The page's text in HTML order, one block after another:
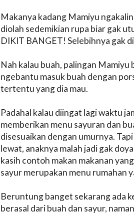
Makanya kadang Mamiyu
diolah sedemikian rupa biar gak
DIKIT BANGET! Selebihnya gak
Nah kalau buah, palingan
ngebantu masuk buah dengan
tertentu yang dia mau.
Padahal kalau diingat lagi waktu
memberikan menu sayuran dan
disesuaikan dengan umurnya.
lewat, anaknya malah jadi gak
kasih contoh makan makanan
sayur merupakan menu rumahan
Beruntung banget sekarang ada
berasal dari buah dan sayur,